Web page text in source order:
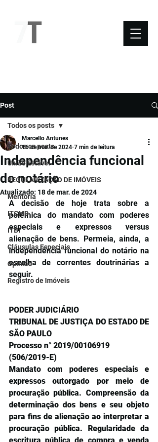
Post
Todos os posts
União Estável
REGULARIZAÇÃO DE IMÓVEIS
Mentoria
ITCMD
ITBI
Cláusulas Especiais
Opinião
Registro de Imóveis
Todos os posts
Independência funcional
do notário
Marcello Antunes
16 de mar. de 2024 7 min de leitura
Atualizado: 18 de mar. de 2024
A decisão de hoje trata sobre a
polêmica do mandato com poderes
especiais e expressos versus
alienação de bens. Permeia, ainda, a
independência funcional do notário na
escolha de correntes doutrinárias a
seguir.
PODER JUDICIÁRIO
TRIBUNAL DE JUSTIÇA DO ESTADO DE
SÃO PAULO
Processo n° 2019/00106919
(506/2019-E)
Mandato com poderes especiais e
expressos outorgado por meio de
procuração pública. Compreensão da
determinação dos bens e seu objeto
para fins de alienação ao interpretar a
procuração pública. Regularidade da